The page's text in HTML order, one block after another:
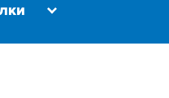
Бизнес-